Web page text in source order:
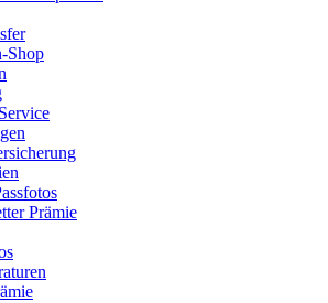
Shop
Prämie